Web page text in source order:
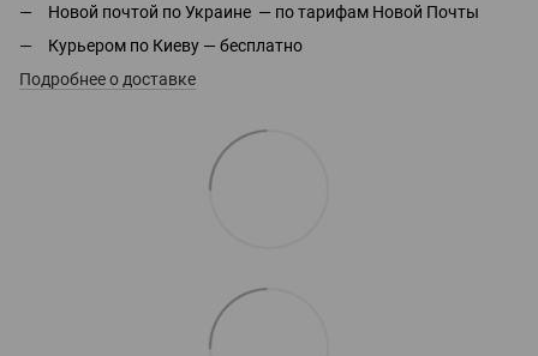
Новой почтой по Украине — по тарифам Новой Почты
Курьером по Киеву — бесплатно
Подробнее о доставке